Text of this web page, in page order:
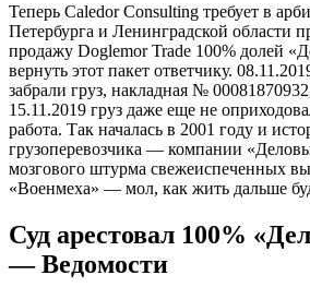
Теперь Caledor Consulting требует в
Петербурга и Ленинградской области
продажу Doglemor Trade 100% долей
вернуть этот пакет ответчику.
забрали груз, накладная №
15.11.2019 груз даже еще не
работа. Так началась в 2001 году и
грузоперевозчика — компании
мозгового штурма свежеиспеченных
«Военмеха» — мол, как жить дальше
Суд арестовал 100%
— Ведомости